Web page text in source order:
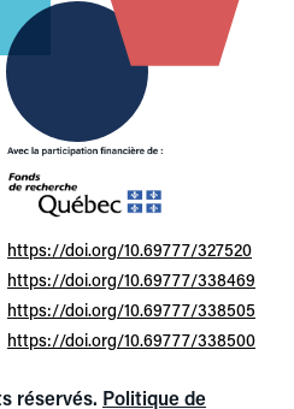
https://doi.org/10.69777/327520
https://doi.org/10.69777/338469
https://doi.org/10.69777/338505
https://doi.org/10.69777/338500
réservés. Politique de